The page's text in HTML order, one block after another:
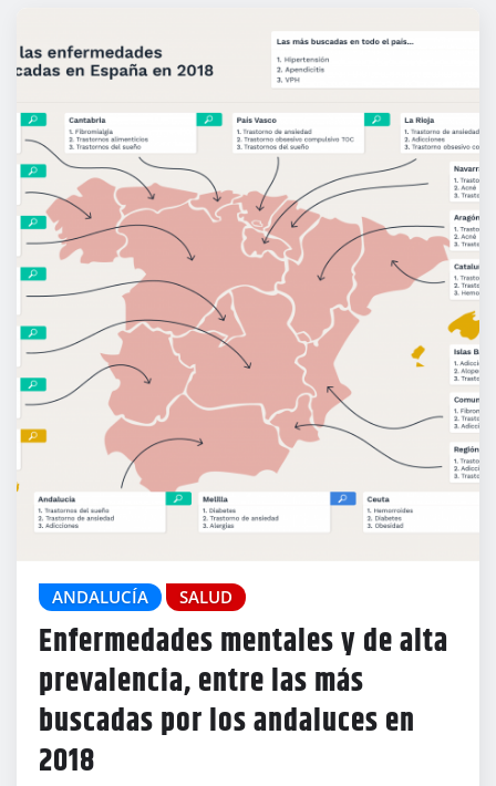
ANDALUCÍA SALUD
Enfermedades mentales y de alta
prevalencia, entre las más
buscadas por los andaluces en
2018